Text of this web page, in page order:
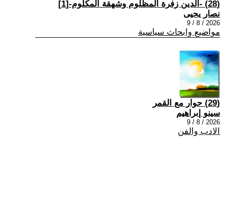
(28) -الدين زفرة المظلوم وشهقة المكلوم-[1]
نصار يحيى
2026 / 8 / 9
مواضيع وابحاث سياسية
(29) حوار مع القمر
سينو إبراهيم
2026 / 8 / 9
الادب والفن